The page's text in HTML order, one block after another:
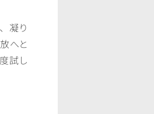
凝り
へと
試し